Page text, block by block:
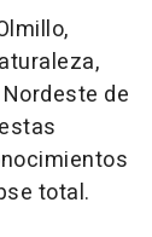
de
total.